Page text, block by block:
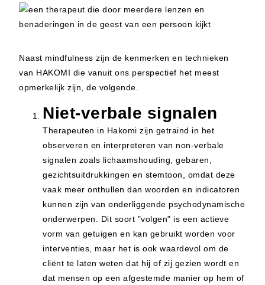
Naast mindfulness zijn de kenmerken en technieken
van HAKOMI die vanuit ons perspectief het meest
opmerkelijk zijn, de volgende.
Niet-verbale signalen
Therapeuten in Hakomi zijn getraind in het
observeren en interpreteren van non-verbale
signalen zoals lichaamshouding, gebaren,
gezichtsuitdrukkingen en stemtoon, omdat deze
vaak meer onthullen dan woorden en indicatoren
kunnen zijn van onderliggende psychodynamische
onderwerpen. Dit soort "volgen" is een actieve
vorm van getuigen en kan gebruikt worden voor
interventies, maar het is ook waardevol om de
cliënt te laten weten dat hij of zij gezien wordt en
dat mensen op een afgestemde manier op hem of